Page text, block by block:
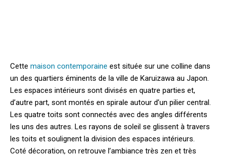
Cette maison contemporaine est située sur une colline dans
un des quartiers éminents de la ville de Karuizawa au Japon.
Les espaces intérieurs sont divisés en quatre parties et,
d’autre part, sont montés en spirale autour d’un pilier central.
Les quatre toits sont connectés avec des angles différents
les uns des autres. Les rayons de soleil se glissent à travers
les toits et soulignent la division des espaces intérieurs.
Coté décoration, on retrouve l’ambiance très zen et très